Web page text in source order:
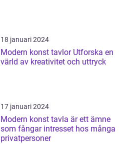
18 januari 2024
Modern konst tavlor Utforska en
värld av kreativitet och uttryck
17 januari 2024
Modern konst tavla är ett ämne
som fångar intresset hos många
privatpersoner